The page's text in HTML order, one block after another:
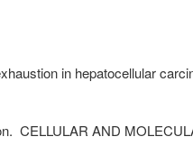
in hepatocellular
CELLULAR AND